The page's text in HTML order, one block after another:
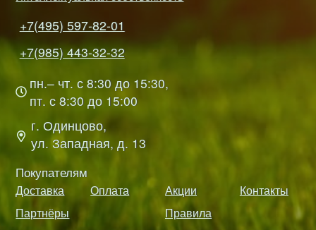
+7(495) 597-82-01
+7(985) 443-32-32
пн.– чт. с 8:30 до 15:30,
пт. с 8:30 до 15:00
г. Одинцово,
ул. Западная, д. 13
Покупателям
Доставка Оплата Акции
Контакты
Партнёры
Правила